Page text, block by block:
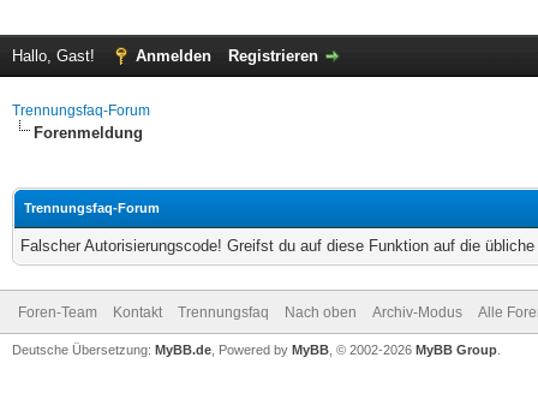
Hallo, Gast! Anmelden Registrieren
Trennungsfaq-Forum
Forenmeldung
Trennungsfaq-Forum
Falscher Autorisierungscode! Greifst du auf diese Funktion auf die
Foren-Team Kontakt Trennungsfaq Nach oben Archiv-Modus Alle
Deutsche Übersetzung: MyBB.de , Powered by MyBB , © 2002-2026 MyBB Group